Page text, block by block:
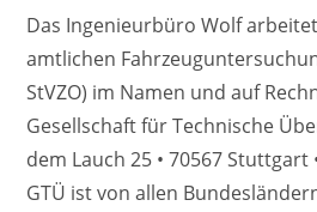
Das Ingenieurbüro Wolf
amtlichen
StVZO) im Namen und auf
Gesellschaft für Technische
dem Lauch 25 • 70567 Stuttgart
GTÜ ist von allen